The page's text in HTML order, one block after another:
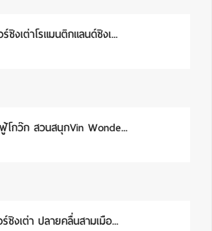
ชิงเต่าโรแมนติกแลนด์ชิงเ...
ฟู้โกว๊ก สวนสนุกVin Wonde...
ชิงเต่า ปลายคลื่นสามเมือ...